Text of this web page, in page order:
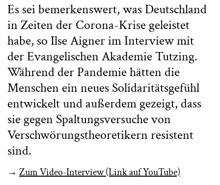
Es sei bemerkenswert, was Deutschland
in Zeiten der Corona-Krise geleistet
habe, so Ilse Aigner im Interview mit
der Evangelischen Akademie Tutzing.
Während der Pandemie hätten die
Menschen ein neues Solidaritätsgefühl
entwickelt und außerdem gezeigt, dass
sie gegen Spaltungsversuche von
Verschwörungstheoretikern resistent
sind.
→ Zum Video-Interview (Link auf YouTube)